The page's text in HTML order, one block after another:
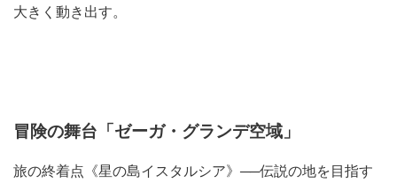
大きく動き出す。
冒険の舞台「ゼーガ・グランデ空域」
旅の終着点《星の島イスタルシア》──伝説の地を目指す